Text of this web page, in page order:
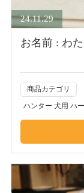
24.11.29
お名前 : わ
商品カテゴリ
ハンター 犬用 ハ